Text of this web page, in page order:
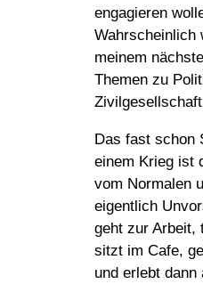
engagieren
Wahrscheinlich
meinem
Themen zu
Das fast schon
einem Krieg ist
vom Normalen
eigentlich
geht zur Arbeit,
sitzt im Cafe,
und erlebt dann